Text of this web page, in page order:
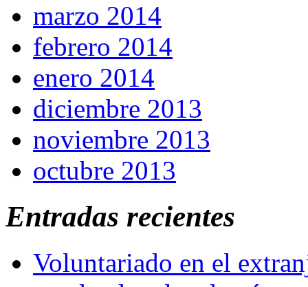
marzo 2014
febrero 2014
enero 2014
diciembre 2013
noviembre 2013
octubre 2013
Entradas recientes
Voluntariado en el